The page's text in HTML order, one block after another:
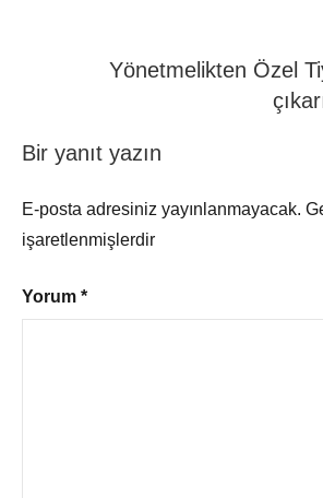
Yönetmelikten Özel
Bir yanıt yazın
E-posta adresiniz yayınlanmayacak.
işaretlenmişlerdir
Yorum *